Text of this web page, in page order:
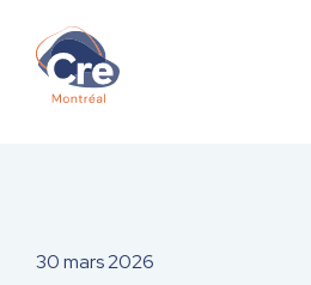
30 mars 2026